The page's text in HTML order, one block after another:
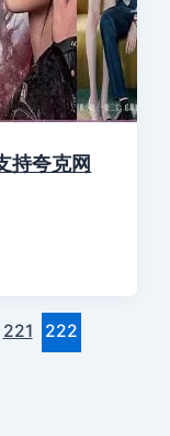
持夸克网
221 222